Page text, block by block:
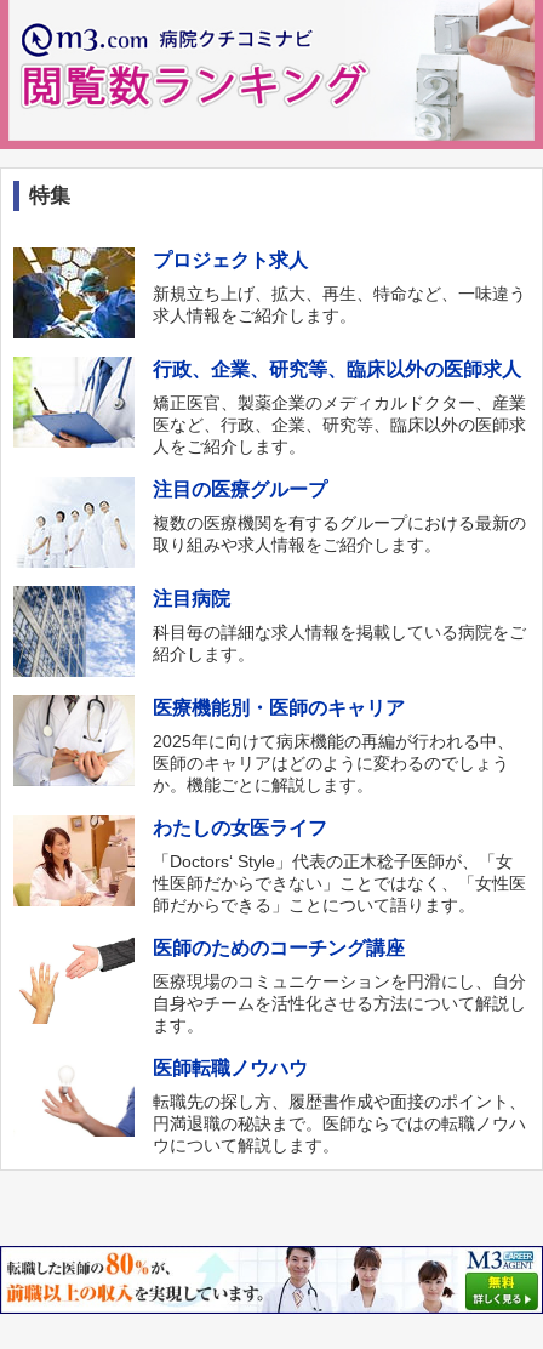
特集
プロジェクト求人
新規立ち上げ、拡大、再生、特命など、一味違う
求人情報をご紹介します。
行政、企業、研究等、臨床以外の医師求人
矯正医官、製薬企業のメディカルドクター、産業
医など、行政、企業、研究等、臨床以外の医師求
人をご紹介します。
注目の医療グループ
複数の医療機関を有するグループにおける最新の
取り組みや求人情報をご紹介します。
注目病院
科目毎の詳細な求人情報を掲載している病院をご
紹介します。
医療機能別・医師のキャリア
2025年に向けて病床機能の再編が行われる中、
医師のキャリアはどのように変わるのでしょう
か。機能ごとに解説します。
わたしの女医ライフ
「Doctors‘ Style」代表の正木稔子医師が、「女
性医師だからできない」ことではなく、「女性医
師だからできる」ことについて語ります。
医師のためのコーチング講座
医療現場のコミュニケーションを円滑にし、自分
自身やチームを活性化させる方法について解説し
ます。
医師転職ノウハウ
転職先の探し方、履歴書作成や面接のポイント、
円満退職の秘訣まで。医師ならではの転職ノウハ
ウについて解説します。